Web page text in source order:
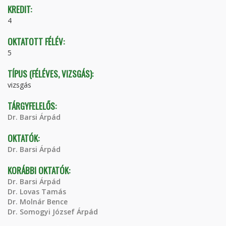
KREDIT:
4
OKTATOTT FÉLÉV:
5
TÍPUS (FÉLÉVES, VIZSGÁS):
vizsgás
TÁRGYFELELŐS:
Dr. Barsi Árpád
OKTATÓK:
Dr. Barsi Árpád
KORÁBBI OKTATÓK:
Dr. Barsi Árpád
Dr. Lovas Tamás
Dr. Molnár Bence
Dr. Somogyi József Árpád